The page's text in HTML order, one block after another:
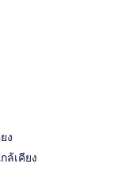
ง
ล้เคียง